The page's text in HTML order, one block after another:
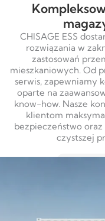
CHISAGE ESS
rozwiązania w
zastosowań
mieszkaniowych. Od
serwis, zapewniamy
oparte na
know-how. Nasze
klientom
bezpieczeństwo
czystszej